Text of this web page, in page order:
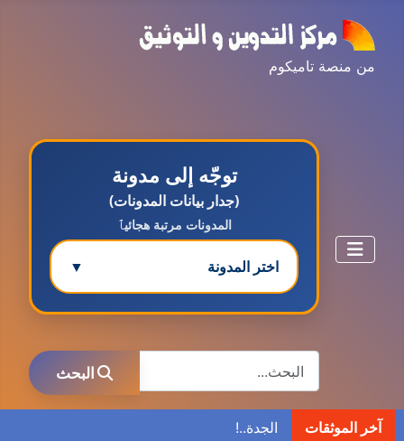
من منصة تاميكوم
توجّه إلى مدونة
(جدار بيانات المدونات)
المدونات مرتبة هجائيٱ
اختر المدونة ▼
مدونة ابراهيم البراعم
عاملة
البحث
البحث
آخر الموثقات